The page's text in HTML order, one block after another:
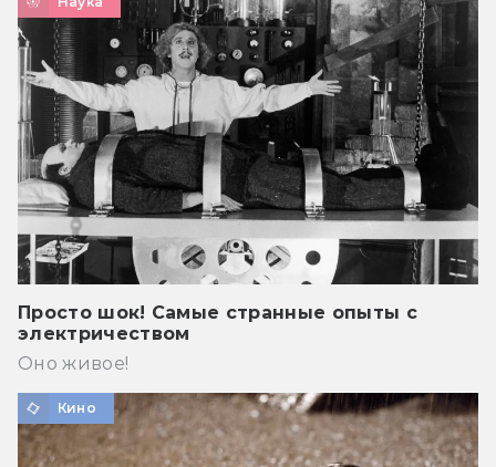
Просто шок! Самые странные опыты с
электричеством
Оно живое!
Кино